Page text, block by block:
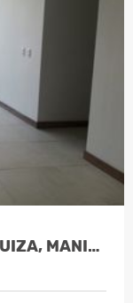
VENTA APARTAMENTO ALTA SUIZA, MANIZA…